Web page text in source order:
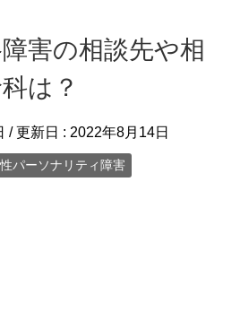
害の相談先や相
は？
/ 更新日 : 2022年8月14日
パーソナリティ障害